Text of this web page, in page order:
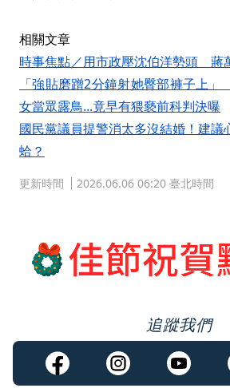
相關文章
時事焦點／用市政壓沈伯洋勢頭 蔣
「強貼磨蹭2分鐘射她臀部褲子上
女當眾露鳥...竟早有猥褻前科判決曝
國民黨議員提警消太多沒結婚！建
蛤？
更新時間 2026.06.06 06:20 臺北時間
追蹤我們